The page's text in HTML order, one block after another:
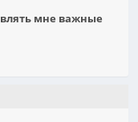
мне важные